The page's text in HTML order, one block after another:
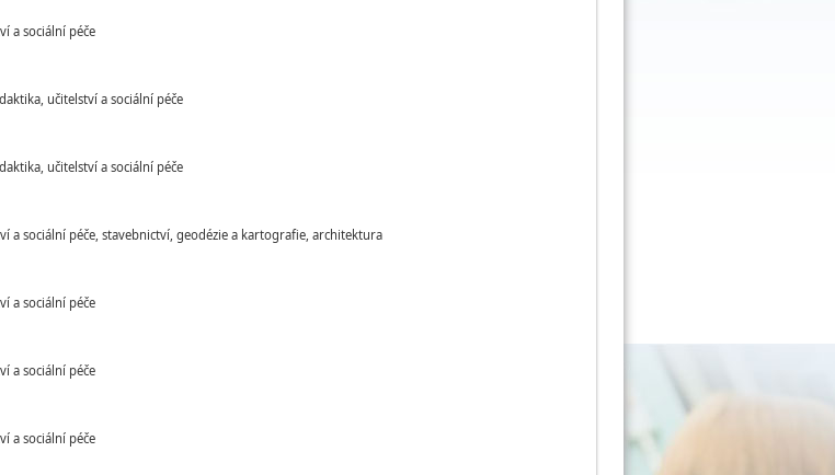
a sociální péče
učitelství a sociální péče
učitelství a sociální péče
a sociální péče, stavebnictví, geodézie a kartografie, architektura
a sociální péče
a sociální péče
a sociální péče